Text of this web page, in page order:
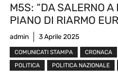
M5S: “DA SALERNO A
PIANO DI RIARMO
admin 3 Aprile 2025
COMUNICATI STAMPA CRONACA
POLITICA
POLITICA NAZIONALE